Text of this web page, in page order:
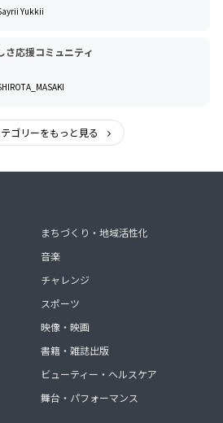
Yukkii
さ応援コミュニティ
ゴリーをもっと見る
まちづくり・地域活性化
音楽
チャレンジ
スポーツ
映像・映画
書籍・雑誌出版
ビューティー・ヘルスケア
舞台・パフォーマンス